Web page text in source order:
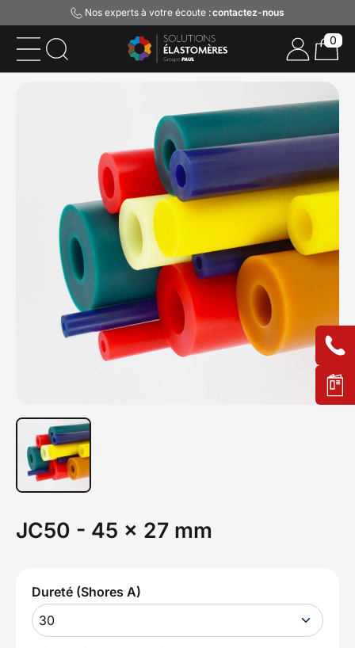
Nos experts à votre écoute :contactez-nous
JC50 - 45 x 27 mm
Dureté (Shores A)
30
0